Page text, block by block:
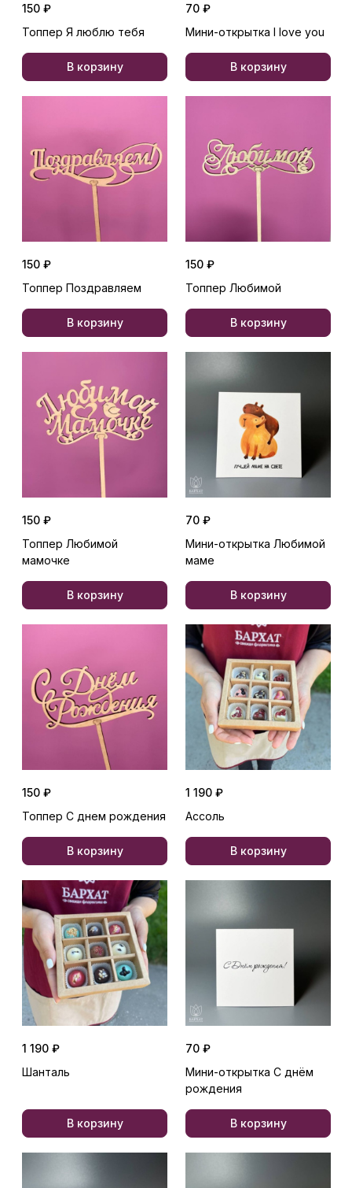
150 ₽
Топпер Я люблю тебя
В корзину
70 ₽
Мини-открытка I love you
В корзину
150 ₽
Топпер Поздравляем
В корзину
150 ₽
Топпер Любимой
В корзину
150 ₽
Топпер Любимой
мамочке
В корзину
70 ₽
Мини-открытка Любимой
маме
В корзину
150 ₽
Топпер С днем рождения
В корзину
1 190 ₽
Ассоль
В корзину
1 190 ₽
Шанталь
В корзину
70 ₽
Мини-открытка С днём
рождения
В корзину